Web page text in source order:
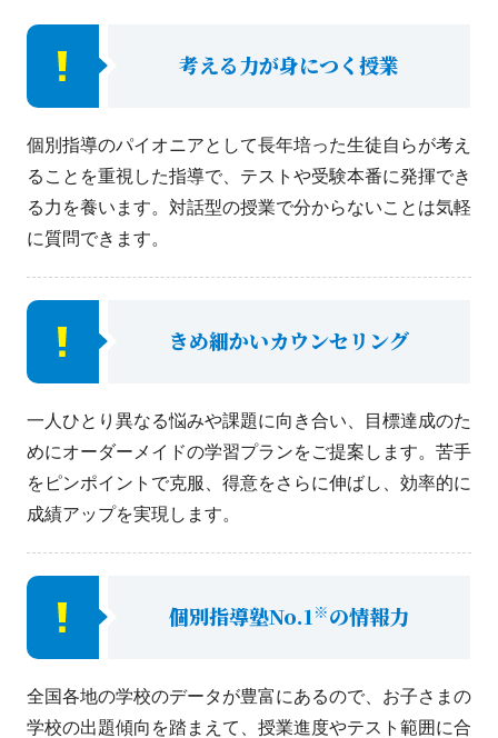
考える力が身につく授業
個別指導のパイオニアとして長年培った生徒自らが考え
ることを重視した指導で、テストや受験本番に発揮でき
る力を養います。対話型の授業で分からないことは気軽
に質問できます。
きめ細かいカウンセリング
一人ひとり異なる悩みや課題に向き合い、目標達成のた
めにオーダーメイドの学習プランをご提案します。苦手
をピンポイントで克服、得意をさらに伸ばし、効率的に
成績アップを実現します。
個別指導塾No.1※の情報力
全国各地の学校のデータが豊富にあるので、お子さまの
学校の出題傾向を踏まえて、授業進度やテスト範囲に合